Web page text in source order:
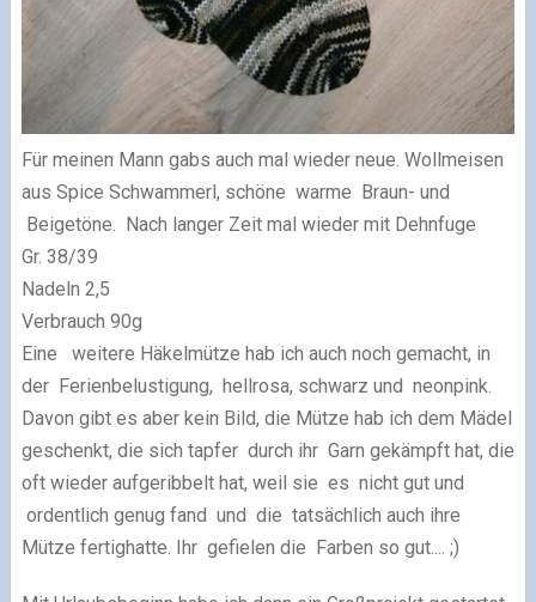
Für meinen Mann gabs auch mal wieder neue. Wollmeisen
aus Spice Schwammerl, schöne warme Braun- und
Beigetöne. Nach langer Zeit mal wieder mit Dehnfuge
Gr. 38/39
Nadeln 2,5
Verbrauch 90g
Eine weitere Häkelmütze hab ich auch noch gemacht, in
der Ferienbelustigung, hellrosa, schwarz und neonpink.
Davon gibt es aber kein Bild, die Mütze hab ich dem Mädel
geschenkt, die sich tapfer durch ihr Garn gekämpft hat, die
oft wieder aufgeribbelt hat, weil sie es nicht gut und
ordentlich genug fand und die tatsächlich auch ihre
Mütze fertighatte. Ihr gefielen die Farben so gut.... ;)